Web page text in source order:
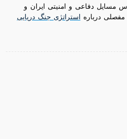
مسایل دفاعی و امنیتی ایران و
درباره استراتژی جنگ دریایی